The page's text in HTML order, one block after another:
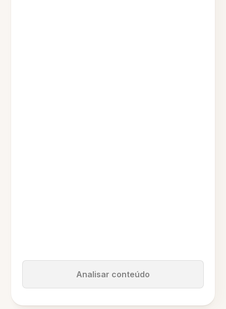
Analisar conteúdo